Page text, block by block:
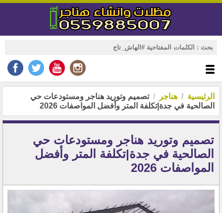
الرئيسية هناجر
تصميم وتوريد هناجر ومستودعات حي
الصالحية في جدة|تكلفة المتر وأفضل المواصفات 2026
تصميم وتوريد هناجر ومستودعات حي
الصالحية في جدة|تكلفة المتر وأفضل
المواصفات 2026